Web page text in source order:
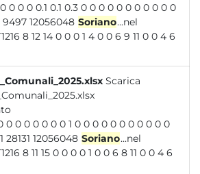
0 0 0 0.1 0.1 0.3 0 0 0 0 0 0 0 0 0 0 0
0 0 1 12 28 9497 12056048 Soriano...nel
8 12 14 0 0 0 1 4 0 0 6 9 11 0 0 4 6
Scarica
0 0 0 0 0 0 0 1 0 0 0 0 0 0 0 0 0 0 0
0 0 4 20 61 28131 12056048 Soriano...nel
8 11 15 0 0 0 0 1 0 0 6 8 11 0 0 4 6